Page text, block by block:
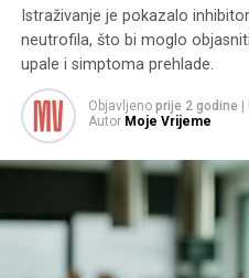
Istraživanje je pokazalo
neutrofila, što bi moglo
upale i simptoma prehlade.
Objavljeno prije 2 godine
Autor Moje Vrijeme